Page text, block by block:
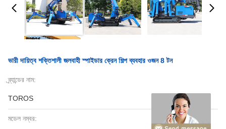
ভারী দায়িত্ব শক্তিশালী জলবাহী স্পাইডার ক্রেন শিল্প ব্যবহার ওজন 8 টন
ব্র্যান্ডের নাম:
TOROS
মডেল নম্বর: